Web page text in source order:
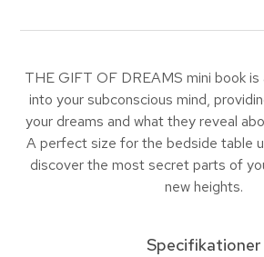
THE GIFT OF DREAMS mini book is
into your subconscious mind,
your dreams and what they reveal
A perfect size for the bedside table
discover the most secret parts of
new heights.
Specifikationer